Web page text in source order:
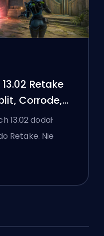
Retake
Corrode,
13.02 dodał
Retake. Nie